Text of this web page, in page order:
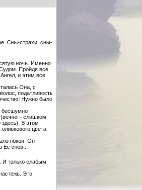
Сны-страхи, сны-
ночь. Именно
Пройдя все
и этим все
Она, с
податливость
Нужно было
бесшумно
(вечно – слишком
здесь). В этом
цвета,
покоя. Он
снов...
И только слабым
Это